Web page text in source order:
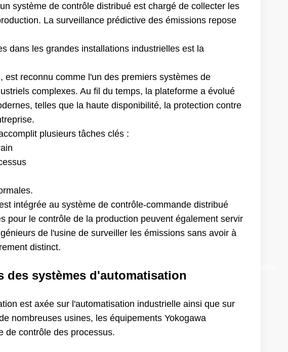
système de contrôle distribué est chargé de collecter les
La surveillance prédictive des émissions repose
dans les grandes installations industrielles est la
reconnu comme l'un des premiers systèmes de
complexes. Au fil du temps, la plateforme a évolué
telles que la haute disponibilité, la protection contre
plusieurs tâches clés :
intégrée au système de contrôle-commande distribué
pour le contrôle de la production peuvent également servir
de l'usine de surveiller les émissions sans avoir à
distinct.
systèmes d'automatisation
est axée sur l'automatisation industrielle ainsi que sur
nombreuses usines, les équipements Yokogawa
de contrôle des processus.